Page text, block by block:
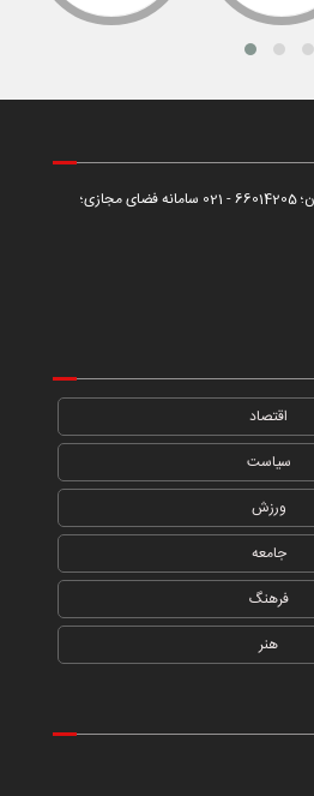
سامانه پیام گیر دفتر مرکزی تهران؛ 66014205 - 021 سامانه فضای مجازی؛
اقتصاد
سیاست
ورزش
جامعه
فرهنگ
هنر